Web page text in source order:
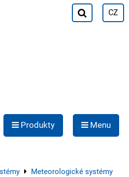
CZ
Produkty Menu
Meteorologické systémy